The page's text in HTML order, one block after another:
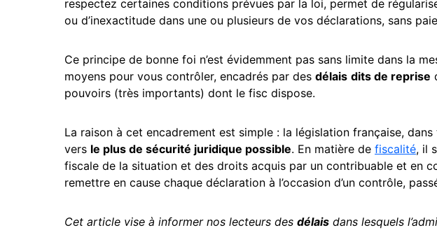
respectez certaines conditions prévues par la loi, permet de
ou d’inexactitude dans une ou plusieurs de vos déclarations, sans
Ce principe de bonne foi n’est évidemment pas sans limite dans la
moyens pour vous contrôler, encadrés par des délais dits de reprise
pouvoirs (très importants) dont le fisc dispose.
La raison à cet encadrement est simple : la législation française,
vers le plus de sécurité juridique possible. En matière de fiscalité, il
fiscale de la situation et des droits acquis par un contribuable et en
remettre en cause chaque déclaration à l’occasion d’un contrôle,
Cet article vise à informer nos lecteurs des délais dans lesquels